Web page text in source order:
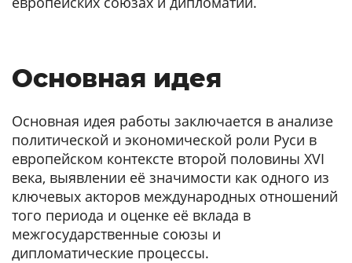
Основная идея
Основная идея работы заключается в анализе
политической и экономической роли Руси в
европейском контексте второй половины XVI
века, выявлении её значимости как одного из
ключевых акторов международных отношений
того периода и оценке её вклада в
межгосударственные союзы и
дипломатические процессы.